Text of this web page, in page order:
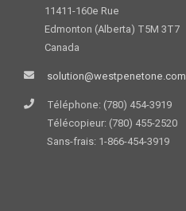
11411-160e Rue
Edmonton (Alberta) T5M 3T7
Canada
solution@westpenetone.com
Téléphone: (780) 454-3919
Télécopieur: (780) 455-2520
Sans-frais: 1-866-454-3919